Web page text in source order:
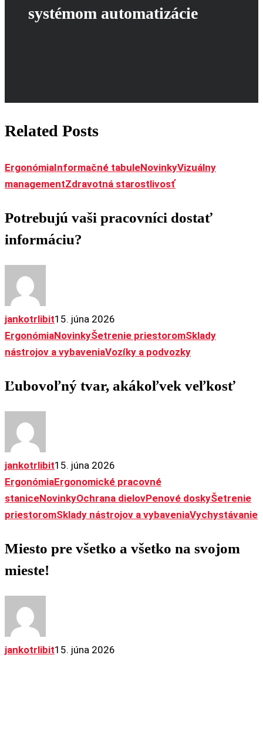
systémom automatizácie
Related Posts
ErgonómiaInformačné tabuleNovinkyVizuálny
managementZdravotná starostlivosťPotrebujú
pracovníci
Potrebujú vaši pracovníci dostať
informáciu?
jankotrlibit15. júna 2026
ErgonómiaNovinkyŠetrenie priestoromSklady
nástrojov a vybaveniaVozíky a podvozkyĽubovoľný
akákoľvek
Ľubovoľný tvar, akákoľvek veľkosť
jankotrlibit15. júna 2026
ErgonómiaErgonomické pracovné
staniceNovinkyOchrana dielovPenové doskyŠetrenie
priestoromSklady nástrojov a vybaveniaVychystávanie
Miesto pre všetko a všetko na svojom
mieste!
jankotrlibit15. júna 2026